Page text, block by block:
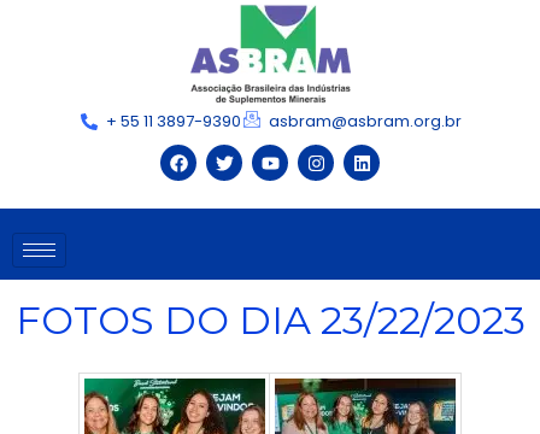
+ 55 11 3897-9390 asbram@asbram.org.br
FOTOS DO DIA 23/22/2023